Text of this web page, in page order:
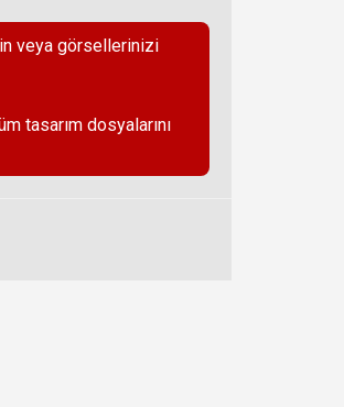
veya görsellerinizi
tasarım dosyalarını